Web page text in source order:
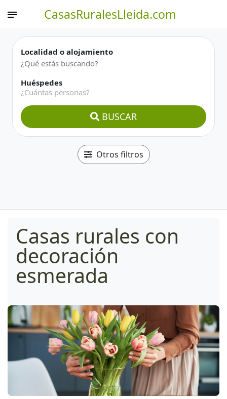
CasasRuralesLleida.com
Localidad o alojamiento
Huéspedes
¿Cuántas personas?
BUSCAR
Otros filtros
Casas rurales con
decoración
esmerada